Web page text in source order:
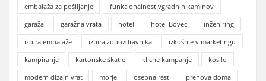
embalaža za pošiljanje
funkcionalnost vgradnih kaminov
garaža
garažna vrata hotel hotel Bovec
inženiring
izbira embalaže
izbira zobozdravnika
izkušnje v marketingu
kampiranje
kartonske škatle klicne kampanje
kosilo
modern dizajn vrat
morje osebna rast
prenova doma